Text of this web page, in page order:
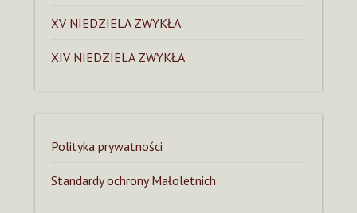
XV NIEDZIELA ZWYKŁA
XIV NIEDZIELA ZWYKŁA
Polityka prywatności
Standardy ochrony Małoletnich